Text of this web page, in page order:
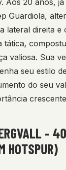
Guardiola,
lateral direita e
tática,
valiosa. Sua
seu estilo
do seu
–
HOTSPUR)